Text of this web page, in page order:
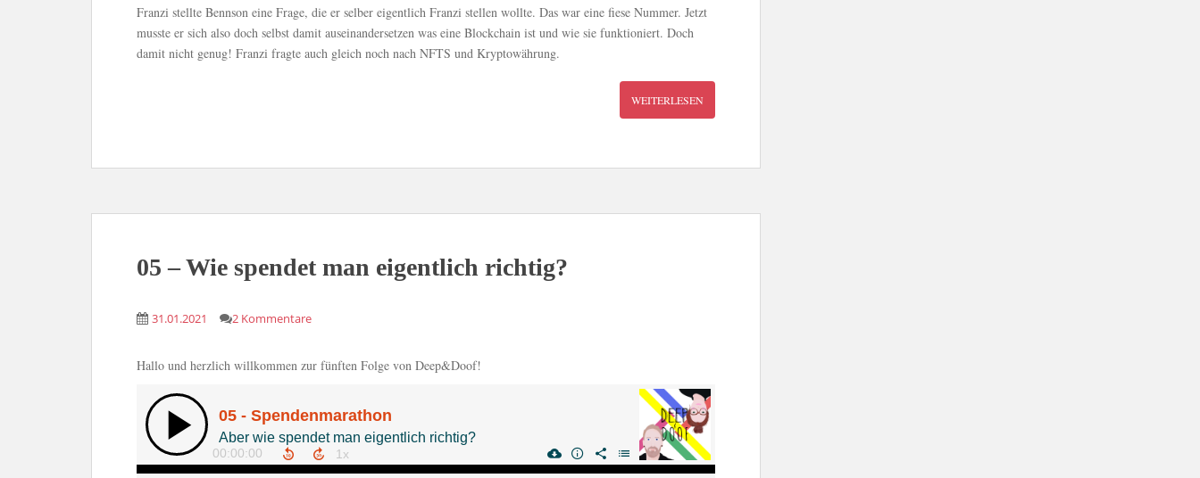
Franzi stellte Bennson eine Frage, die er selber eigentlich Franzi stellen wollte. Das war eine fiese Nummer. Jetzt
musste er sich also doch selbst damit auseinandersetzen was eine Blockchain ist und wie sie funktioniert. Doch
damit nicht genug! Franzi fragte auch gleich noch nach NFTS und Kryptowährung.
WEITERLESEN
05 – Wie spendet man eigentlich richtig?
31.01.2021 2 Kommentare
Hallo und herzlich willkommen zur fünften Folge von Deep&Doof!